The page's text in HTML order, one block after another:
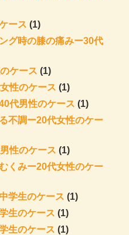
ース (1)
グ時の膝の痛みー30代
ケース (1)
性のケース (1)
代男性のケース (1)
不調ー20代女性のケー
性のケース (1)
くみー20代女性のケー
学生のケース (1)
生のケース (1)
生のケース (1)